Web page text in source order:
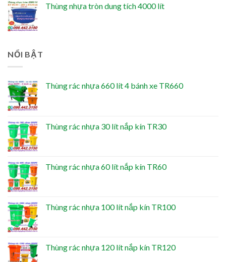
Thùng nhựa tròn dung tích 4000 lít
NỔI BẬT
Thùng rác nhựa 660 lít 4 bánh xe TR660
Thùng rác nhựa 30 lít nắp kín TR30
Thùng rác nhựa 60 lít nắp kín TR60
Thùng rác nhựa 100 lít nắp kín TR100
Thùng rác nhựa 120 lít nắp kín TR120